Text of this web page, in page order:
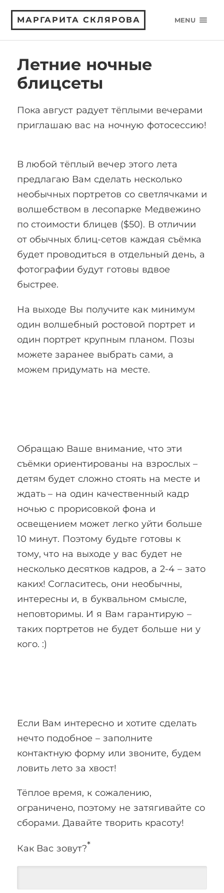
МАРГАРИТА СКЛЯРОВА MENU
Летние ночные
блицсеты
Пока август радует тёплыми вечерами
приглашаю вас на ночную фотосессию!
В любой тёплый вечер этого лета
предлагаю Вам сделать несколько
необычных портретов со светлячками и
волшебством в лесопарке Медвежино
по стоимости блицев ($50). В отличии
от обычных блиц-сетов каждая съёмка
будет проводиться в отдельный день, а
фотографии будут готовы вдвое
быстрее.
На выходе Вы получите как минимум
один волшебный ростовой портрет и
один портрет крупным планом. Позы
можете заранее выбрать сами, а
можем придумать на месте.
Обращаю Ваше внимание, что эти
съёмки ориентированы на взрослых –
детям будет сложно стоять на месте и
ждать – на один качественный кадр
ночью с прорисовкой фона и
освещением может легко уйти больше
10 минут. Поэтому будьте готовы к
тому, что на выходе у вас будет не
несколько десятков кадров, а 2-4 – зато
каких! Согласитесь, они необычны,
интересны и, в буквальном смысле,
неповторимы. И я Вам гарантирую –
таких портретов не будет больше ни у
кого. :)
Если Вам интересно и хотите сделать
нечто подобное – заполните
контактную форму или звоните, будем
ловить лето за хвост!
Тёплое время, к сожалению,
ограничено, поэтому не затягивайте со
сборами. Давайте творить красоту!
Как Вас зовут?*